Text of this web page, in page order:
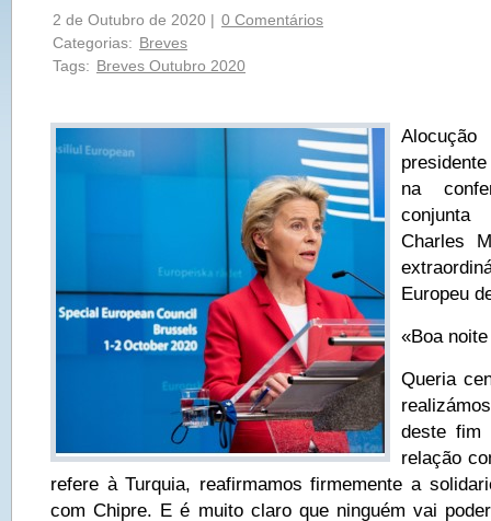
2 de Outubro de 2020 | 0 Comentários
Categorias: Breves
Tags: Breves Outubro 2020
na
Charles
Europeu
«Boa
Queria
deste fim
relação
refere à Turquia, reafirmamos firmemente a
com Chipre. E é muito claro que ninguém vai